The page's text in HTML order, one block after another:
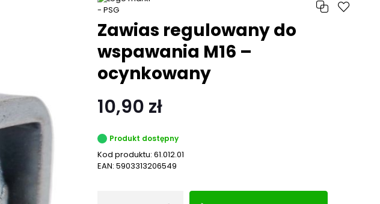
Zawias regulowany do
wspawania M16 –
ocynkowany
10,90 zł
Produkt dostępny
Kod produktu: 61.012.01
EAN: 5903313206549